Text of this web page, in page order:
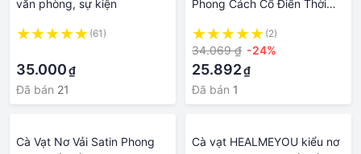
văn phòng, sự kiện
(61)
35.000₫
Đã bán 21
Phong Cách Cổ Điển Thời
(2)
34.069 ₫ -24%
25.892₫
Đã bán 1
Cà Vạt Nơ Vải Satin Phong
Cà vạt HEALMEYOU kiểu nơ